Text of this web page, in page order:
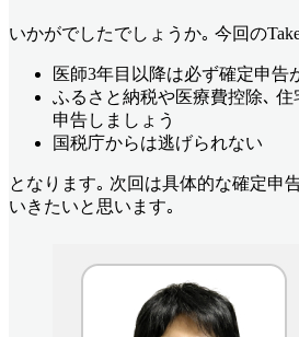
いかがでしたでしょうか｡ 今回のTake
医師3年目以降は必ず確定申告
ふるさと納税や医療費控除､
申告しましょう
国税庁からは逃げられない
となります｡ 次回は具体的な確定申
いきたいと思います｡